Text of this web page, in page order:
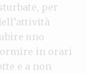
per
uno
in orari
e a non